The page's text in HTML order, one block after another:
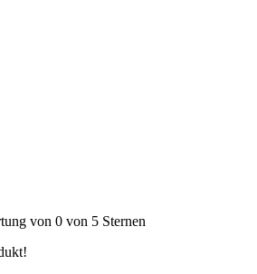
von 0 von 5 Sternen